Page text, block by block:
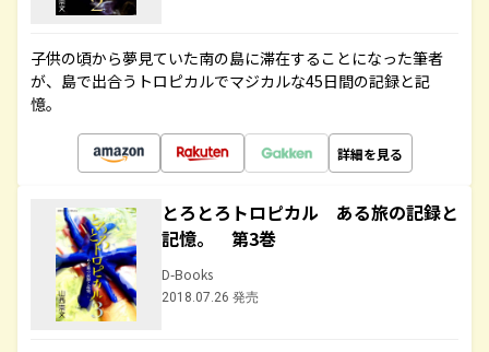
子供の頃から夢見ていた南の島に滞在することになった筆者
が、島で出合うトロピカルでマジカルな45日間の記録と記
憶。
詳細を見る
とろとろトロピカル ある旅の記録と
記憶。 第3巻
D-Books
2018.07.26 発売